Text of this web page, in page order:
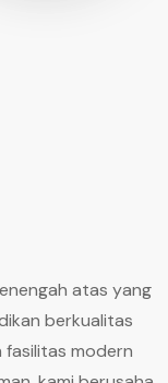
atas yang
berkualitas
fasilitas modern